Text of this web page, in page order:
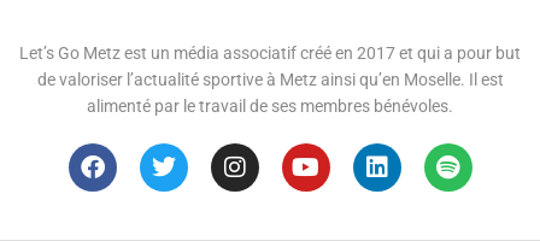
Let’s Go Metz est un média associatif créé en 2017 et qui a pour but
de valoriser l’actualité sportive à Metz ainsi qu’en Moselle. Il est
alimenté par le travail de ses membres bénévoles.